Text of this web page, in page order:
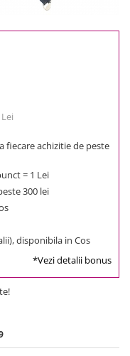
Lei
fiecare achizitie de peste
= 1 Lei
300 lei
disponibila in Cos
*Vezi detalii bonus